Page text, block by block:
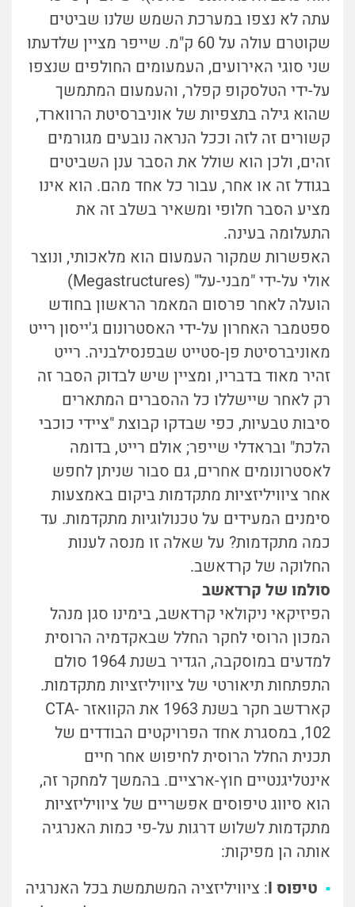
עתה לא נצפו במערכת השמש שלנו שביטים
שקוטרם עולה על 60 ק"מ. שייפר מציין שלדעתו
שני סוגי האירועים, העמעומים החולפים שנצפו
על-ידי הטלסקופ קפלר, והעמעום המתמשך
שהוא גילה בתצפיות של אוניברסיטת הרווארד,
קשורים זה לזה וככל הנראה נובעים מגורמים
זהים, ולכן הוא שולל את הסבר ענן השביטים
בגודל זה או אחר, עבור כל אחד מהם. הוא אינו
מציע הסבר חלופי ומשאיר בשלב זה את
התעלומה בעינה.
האפשרות שמקור העמעום הוא מלאכותי, ונוצר
אולי על-ידי "מבני-על" (Megastructures)
הועלה לאחר פרסום המאמר הראשון בחודש
ספטמבר האחרון על-ידי האסטרונום ג'ייסון רייט
מאוניברסיטת פן-סטייט שבפנסילבניה. רייט
זהיר מאוד בדבריו, ומציין שיש לבדוק הסבר זה
רק לאחר שיישללו כל ההסברים המתארים
סיבות טבעיות, כפי שבדקו קבוצת "ציידי כוכבי
הלכת" ובראדלי שייפר; אולם רייט, בדומה
לאסטרונומים אחרים, גם סבור שניתן לחפש
אחר ציוויליזציות מתקדמות ביקום באמצעות
סימנים המעידים על טכנולוגיות מתקדמות. עד
כמה מתקדמות? על שאלה זו מנסה לענות
החלוקה של קרדאשב.
סולמו של קרדאשב
הפיזיקאי ניקולאי קרדאשב, בימינו סגן מנהל
המכון הרוסי לחקר החלל שבאקדמיה הרוסית
למדעים במוסקבה, הגדיר בשנת 1964 סולם
התפתחות תיאורטי של ציוויליזציות מתקדמות.
קארדשב חקר בשנת 1963 את הקוואזר CTA-
102, במסגרת אחד הפרויקטים הבודדים של
תכנית החלל הרוסית לחיפוש אחר חיים
אינטליגנטיים חוץ-ארציים. בהמשך למחקר זה,
הוא סיווג טיפוסים אפשריים של ציוויליזציות
מתקדמות לשלוש דרגות על-פי כמות האנרגיה
אותה הן מפיקות:
טיפוס I : ציוויליזציה המשתמשת בכל האנרגיה